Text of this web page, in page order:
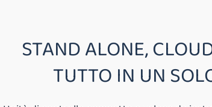
STAND ALONE,
TUTTO IN UN